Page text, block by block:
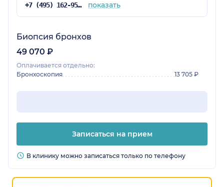
+7 (495) 162-95-13 показать
Биопсия бронхов
49 070 ₽
Оплачивается отдельно:
Бронхоскопия
13 705 ₽
Записаться на прием
В клинику можно записаться только по телефону